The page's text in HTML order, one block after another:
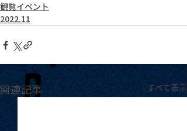
観覧イベント
2022.11
関連記事 すべて表示